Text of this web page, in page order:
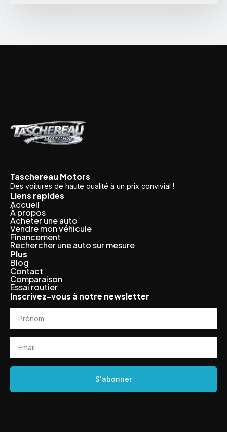
Taschereau Motors
Des voitures de haute qualité à un prix convivial !
Liens rapides
Accueil
À propos
Acheter une auto
Vendre mon véhicule
Financement
Rechercher une auto sur mesure
Plus
Blog
Contact
Comparaison
Essai routier
Inscrivez-vous à notre newsletter
Prénom
Email
S'abonner